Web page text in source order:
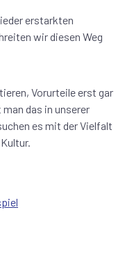
erstarkten
wir diesen Weg
Vorurteile erst gar
das in unserer
es mit der Vielfalt